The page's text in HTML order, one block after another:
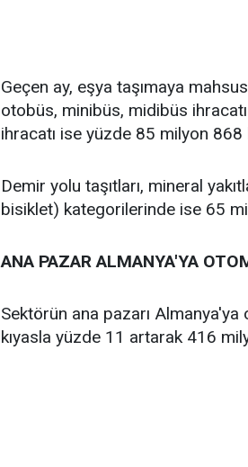
Geçen ay, eşya taşımaya
otobüs, minibüs, midibüs
ihracatı ise yüzde 85 milyon
Demir yolu taşıtları, mineral
bisiklet) kategorilerinde ise 65
ANA PAZAR ALMANYA'YA
Sektörün ana pazarı Almanya'ya
kıyasla yüzde 11 artarak 416